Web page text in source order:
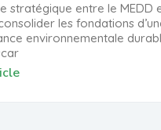
stratégique entre le MEDD
les fondations
environnementale